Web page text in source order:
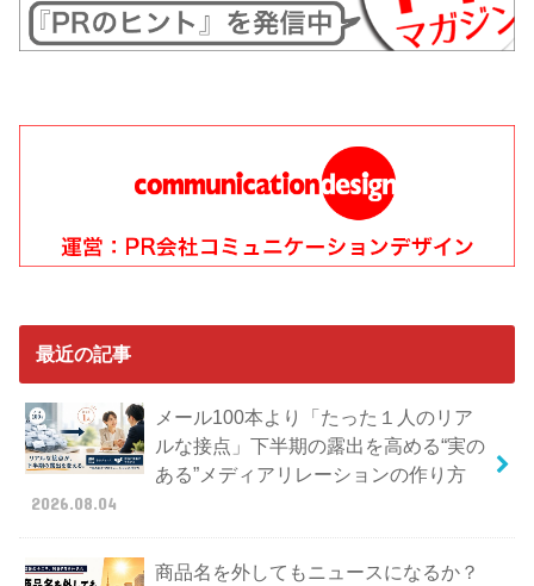
最近の記事
メール100本より「たった１人のリア
ルな接点」下半期の露出を高める“実の
ある”メディアリレーションの作り方
2026.08.04
商品名を外してもニュースになるか？